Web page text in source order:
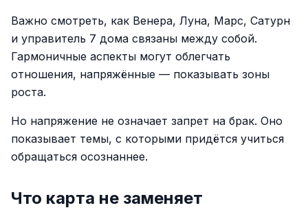
Важно смотреть, как Венера, Луна, Марс, Сатурн
и управитель 7 дома связаны между собой.
Гармоничные аспекты могут облегчать
отношения, напряжённые — показывать зоны
роста.
Но напряжение не означает запрет на брак. Оно
показывает темы, с которыми придётся учиться
обращаться осознаннее.
Что карта не заменяет